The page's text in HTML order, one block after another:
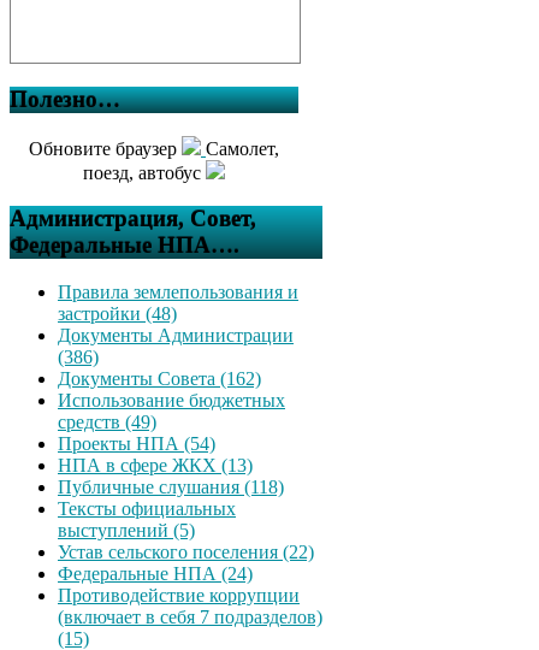
Полезно…
Обновите браузер
Самолет,
поезд, автобус
Администрация, Совет,
Федеральные НПА….
Правила землепользования и
застройки (48)
Документы Администрации
(386)
Документы Совета (162)
Использование бюджетных
средств (49)
Проекты НПА (54)
НПА в сфере ЖКХ (13)
Публичные слушания (118)
Тексты официальных
выступлений (5)
Устав сельского поселения (22)
Федеральные НПА (24)
Противодействие коррупции
(включает в себя 7 подразделов)
(15)